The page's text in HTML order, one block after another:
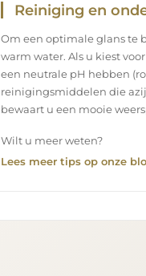
Reiniging en
Om een optimale glans te
warm water. Als u kiest
een neutrale pH hebben
reinigingsmiddelen die
bewaart u een mooie
Wilt u meer weten?
Lees meer tips op onze